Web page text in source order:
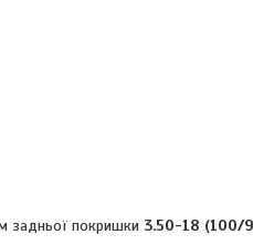
задньої покришки 3.50-18 (100/